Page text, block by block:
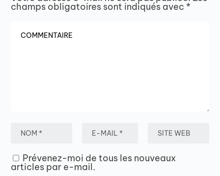
champs obligatoires sont indiqués avec *
Prévenez-moi de tous les nouveaux
articles par e-mail.